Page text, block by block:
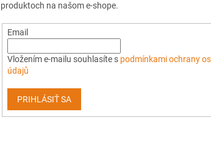
produktoch na našom e-shope.
Email
Vložením e-mailu souhlasíte s podmínkami ochrany
údajů
PRIHLÁSIŤ SA